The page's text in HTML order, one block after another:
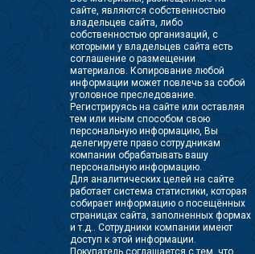
сайте, являются собственностью
владельцев сайта, либо
собственностью организаций, с
которыми у владельцев сайта есть
соглашение о размещении
материалов. Копирование любой
информации может повлечь за собой
уголовное преследование.
Регистрируясь на сайте или оставляя
тем или иным способом свою
персональную информацию, Вы
делегируете право сотрудникам
компании обрабатывать вашу
персональную информацию.
Для аналитических целей на сайте
работает система статистики, которая
собирает информацию о посещённых
страницах сайта, заполненных формах
и т.д.. Сотрудники компании имеют
доступ к этой информации.